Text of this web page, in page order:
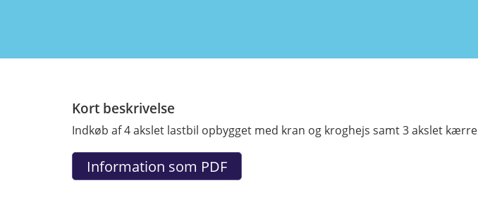
Kort beskrivelse
Indkøb af 4 akslet lastbil opbygget med kran og kroghejs samt 3 akslet kærre